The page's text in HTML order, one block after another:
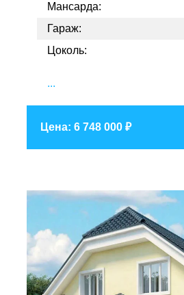
Мансарда:
Гараж:
Цоколь:
...
Цена: 6 748 000 ₽